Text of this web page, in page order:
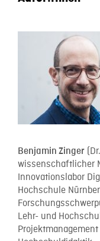
Benjamin Zinger
wissenschaftlicher
Innovationslabor
Hochschule
Lehr- und